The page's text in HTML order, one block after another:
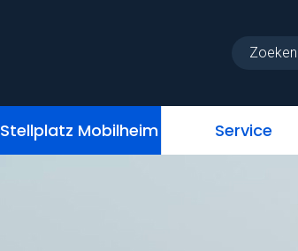
Stellplatz Mobilheim Service